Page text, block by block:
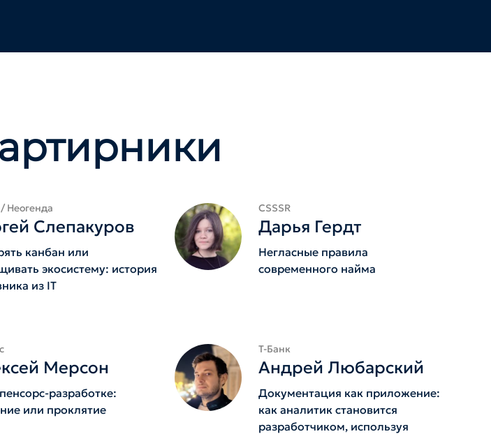
Неогенда
Слепакуров
канбан или
экосистему: история
из IT
CSSSR
Дарья Гердт
Негласные правила
современного найма
Мерсон
разработке:
или проклятие
Т-Банк
Андрей Любарский
Документация как приложение:
как аналитик становится
разработчиком, используя